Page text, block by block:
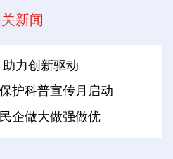
新闻
力创新驱动
护科普宣传月启动
企做大做强做优